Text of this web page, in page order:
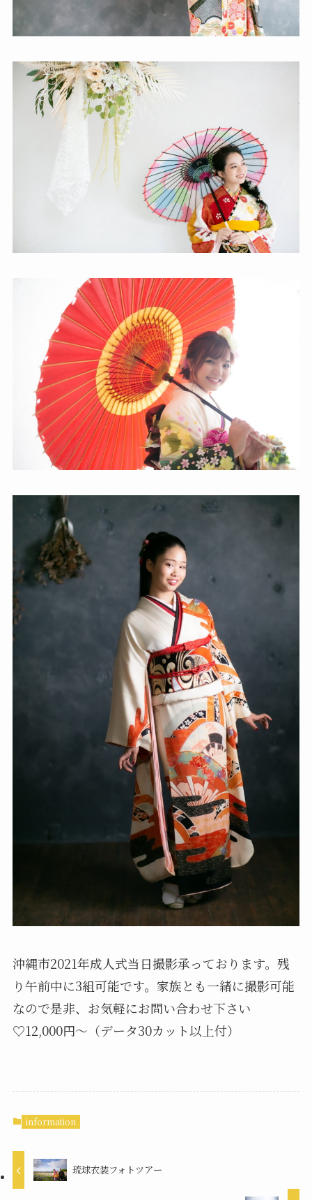
沖縄市2021年成人式当日撮影承っております。残
り午前中に3組可能です。家族とも一緒に撮影可能
なので是非、お気軽にお問い合わせ下さい
♡12,000円〜（データ30カット以上付）
information
琉球衣装フォトツアー